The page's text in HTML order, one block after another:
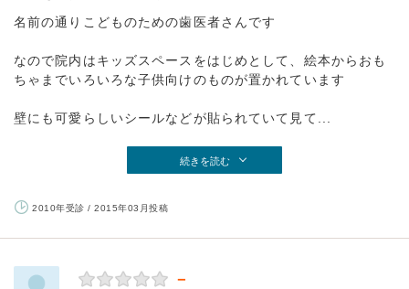
名前の通りこどものための歯医者さんです
なので院内はキッズスペースをはじめとして、絵本からおも
ちゃまでいろいろな子供向けのものが置かれています
壁にも可愛らしいシールなどが貼られていて見て...
続きを読む
2010年受診 / 2015年03月投稿
－